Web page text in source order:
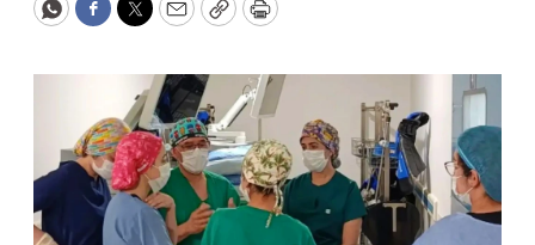
WhatsApp
Facebook
Twitter
EmailCopyPrint